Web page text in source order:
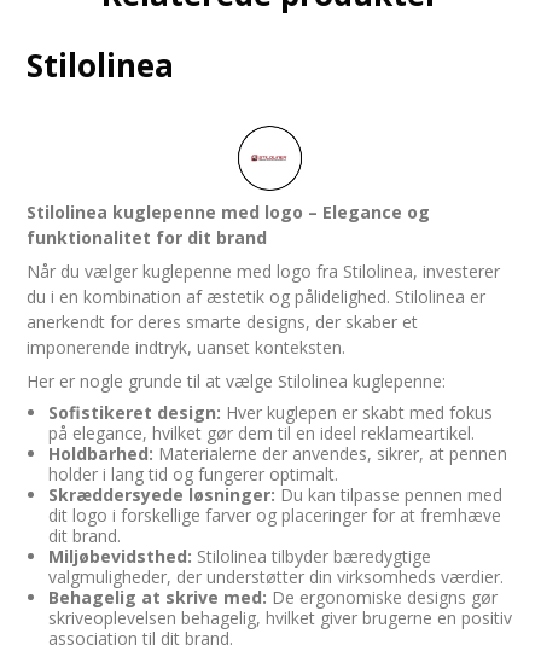
Stilolinea
Stilolinea kuglepenne med logo – Elegance og
funktionalitet for dit brand
Når du vælger kuglepenne med logo fra Stilolinea, investerer
du i en kombination af æstetik og pålidelighed. Stilolinea er
anerkendt for deres smarte designs, der skaber et
imponerende indtryk, uanset konteksten.
Her er nogle grunde til at vælge Stilolinea kuglepenne:
Sofistikeret design: Hver kuglepen er skabt med fokus
på elegance, hvilket gør dem til en ideel reklameartikel.
Holdbarhed: Materialerne der anvendes, sikrer, at pennen
holder i lang tid og fungerer optimalt.
Skræddersyede løsninger: Du kan tilpasse pennen med
dit logo i forskellige farver og placeringer for at fremhæve
dit brand.
Miljøbevidsthed: Stilolinea tilbyder bæredygtige
valgmuligheder, der understøtter din virksomheds værdier.
Behagelig at skrive med: De ergonomiske designs gør
skriveoplevelsen behagelig, hvilket giver brugerne en positiv
association til dit brand.